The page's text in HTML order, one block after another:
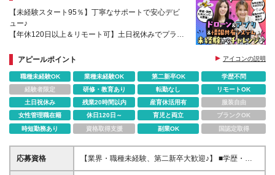
【未経験スタート95％】丁寧なサポートで安心デビ
ュー♪
【年休120日以上＆リモート可】土日祝休みでプライ
【女性社員多数活躍】時間休も取得でき、長く働きや
すい環境です◎
アピールポイント アイコンの説明
職種未経験OK 業種未経験OK 第二新卒OK
学歴不問
経験者限定
研修・教育あり 転勤なし
リモートOK
土日祝休み
残業20時間以内 産育休活用有
服装自由
女性管理職在籍
休日120日～ 育児と両立
ブランクOK
時短勤務あり
資格取得支援 副業OK 国認定取得
応募資格
【業界・職種未経験、第二新卒大歓迎♪】 ■学歴・経
験一切不問 ※現在の社員の95%が販売や飲食、保険、